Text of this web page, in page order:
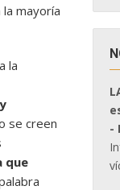
mayoría
la
se creen
que
-